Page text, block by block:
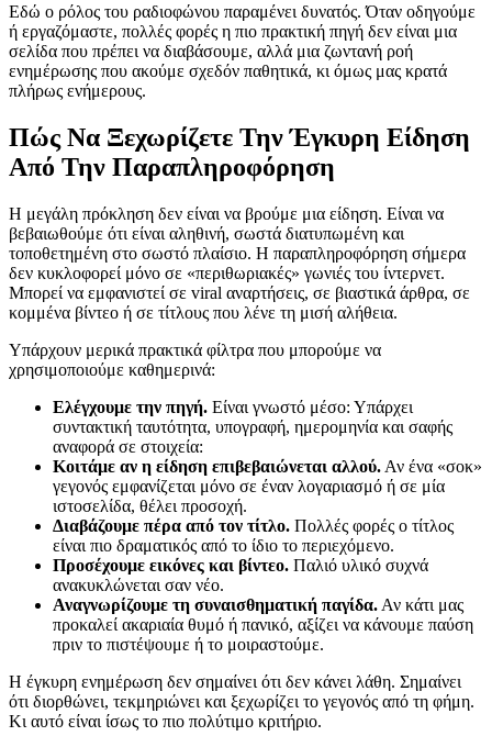
Εδώ ο ρόλος του ραδιοφώνου παραμένει δυνατός. Όταν οδηγούμε
ή εργαζόμαστε, πολλές φορές η πιο πρακτική πηγή δεν είναι μια
σελίδα που πρέπει να διαβάσουμε, αλλά μια ζωντανή ροή
ενημέρωσης που ακούμε σχεδόν παθητικά, κι όμως μας κρατά
πλήρως ενήμερους.
Πώς Να Ξεχωρίζετε Την Έγκυρη Είδηση
Από Την Παραπληροφόρηση
Η μεγάλη πρόκληση δεν είναι να βρούμε μια είδηση. Είναι να
βεβαιωθούμε ότι είναι αληθινή, σωστά διατυπωμένη και
τοποθετημένη στο σωστό πλαίσιο. Η παραπληροφόρηση σήμερα
δεν κυκλοφορεί μόνο σε «περιθωριακές» γωνιές του ίντερνετ.
Μπορεί να εμφανιστεί σε viral αναρτήσεις, σε βιαστικά άρθρα, σε
κομμένα βίντεο ή σε τίτλους που λένε τη μισή αλήθεια.
Υπάρχουν μερικά πρακτικά φίλτρα που μπορούμε να
χρησιμοποιούμε καθημερινά:
Ελέγχουμε την πηγή. Είναι γνωστό μέσο: Υπάρχει
συντακτική ταυτότητα, υπογραφή, ημερομηνία και σαφής
αναφορά σε στοιχεία:
Κοιτάμε αν η είδηση επιβεβαιώνεται αλλού. Αν ένα «σοκ»
γεγονός εμφανίζεται μόνο σε έναν λογαριασμό ή σε μία
ιστοσελίδα, θέλει προσοχή.
Διαβάζουμε πέρα από τον τίτλο. Πολλές φορές ο τίτλος
είναι πιο δραματικός από το ίδιο το περιεχόμενο.
Προσέχουμε εικόνες και βίντεο. Παλιό υλικό συχνά
ανακυκλώνεται σαν νέο.
Αναγνωρίζουμε τη συναισθηματική παγίδα. Αν κάτι μας
προκαλεί ακαριαία θυμό ή πανικό, αξίζει να κάνουμε παύση
πριν το πιστέψουμε ή το μοιραστούμε.
Η έγκυρη ενημέρωση δεν σημαίνει ότι δεν κάνει λάθη. Σημαίνει
ότι διορθώνει, τεκμηριώνει και ξεχωρίζει το γεγονός από τη φήμη.
Κι αυτό είναι ίσως το πιο πολύτιμο κριτήριο.